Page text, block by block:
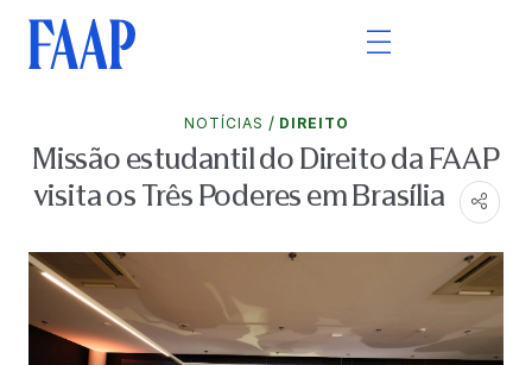
NOTÍCIAS / DIREITO
Missão estudantil do Direito da FAAP
visita os Três Poderes em Brasília